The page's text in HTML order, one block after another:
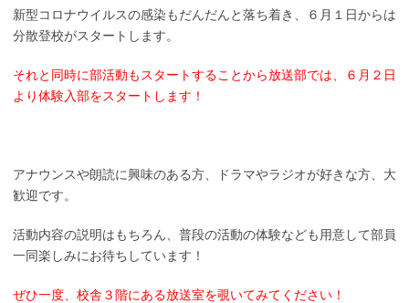
新型コロナウイルスの感染もだんだんと落ち着き、６月１日からは
分散登校がスタートします。
それと同時に部活動もスタートすることから放送部では、６月２日
より体験入部をスタートします！
アナウンスや朗読に興味のある方、ドラマやラジオが好きな方、大
歓迎です。
活動内容の説明はもちろん、普段の活動の体験なども用意して部員
一同楽しみにお待ちしています！
ぜひ一度、校舎３階にある放送室を覗いてみてください！